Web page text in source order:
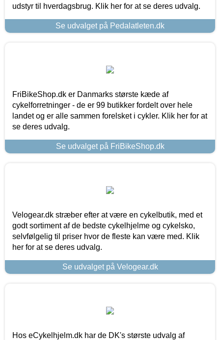
udstyr til hverdagsbrug. Klik her for at se deres udvalg.
Se udvalget på Pedalatleten.dk
FriBikeShop.dk er Danmarks største kæde af
cykelforretninger - de er 99 butikker fordelt over hele
landet og er alle sammen forelsket i cykler. Klik her for at
se deres udvalg.
Se udvalget på FriBikeShop.dk
Velogear.dk stræber efter at være en cykelbutik, med et
godt sortiment af de bedste cykelhjelme og cykelsko,
selvfølgelig til priser hvor de fleste kan være med. Klik
her for at se deres udvalg.
Se udvalget på Velogear.dk
Hos eCykelhjelm.dk har de DK's største udvalg af